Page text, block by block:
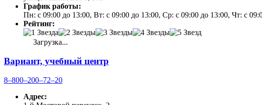
График работы:
Пн: с 09:00 до 13:00, Вт: с 09:00 до 13:00, Ср: с 09:00 до 13:00, Чт: с
Рейтинг:
Загрузка...
Вариант, учебный центр
8‒800‒200‒72‒20
Адрес: